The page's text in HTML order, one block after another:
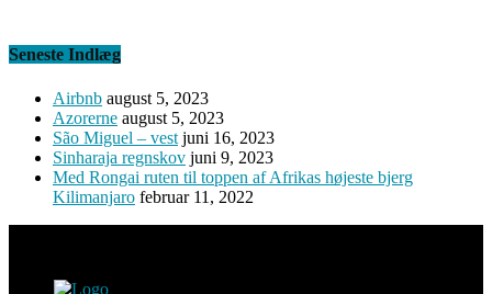
Seneste Indlæg
Airbnb august 5, 2023
Azorerne august 5, 2023
São Miguel – vest juni 16, 2023
Sinharaja regnskov juni 9, 2023
Med Rongai ruten til toppen af Afrikas højeste bjerg
Kilimanjaro februar 11, 2022